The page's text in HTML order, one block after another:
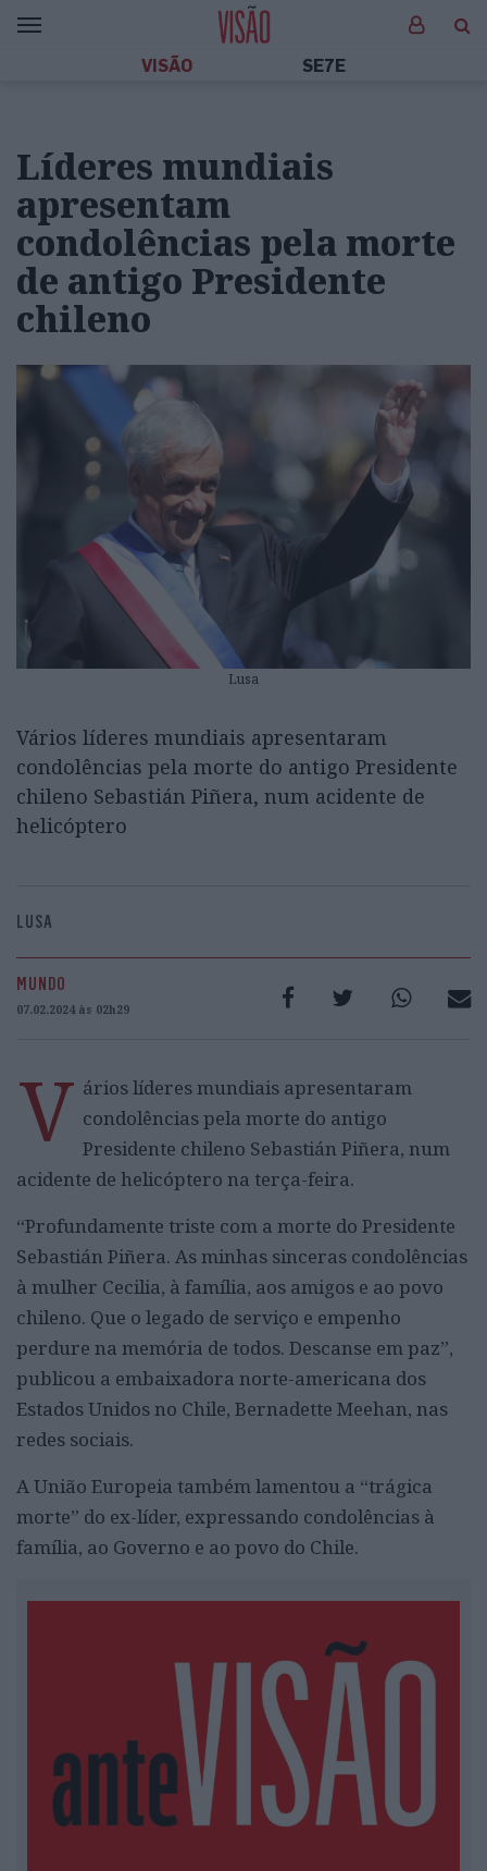
VISÃO SE7E
Líderes mundiais
apresentam
condolências pela morte
de antigo Presidente
chileno
Lusa
Vários líderes mundiais apresentaram
condolências pela morte do antigo Presidente
chileno Sebastián Piñera, num acidente de
helicóptero
LUSA
MUNDO
07.02.2024 às 02h29
V ários líderes mundiais apresentaram
condolências pela morte do antigo
Presidente chileno Sebastián Piñera, num
acidente de helicóptero na terça-feira.
“Profundamente triste com a morte do Presidente
Sebastián Piñera. As minhas sinceras condolências
à mulher Cecilia, à família, aos amigos e ao povo
chileno. Que o legado de serviço e empenho
perdure na memória de todos. Descanse em paz”,
publicou a embaixadora norte-americana dos
Estados Unidos no Chile, Bernadette Meehan, nas
redes sociais.
A União Europeia também lamentou a “trágica
morte” do ex-líder, expressando condolências à
família, ao Governo e ao povo do Chile.